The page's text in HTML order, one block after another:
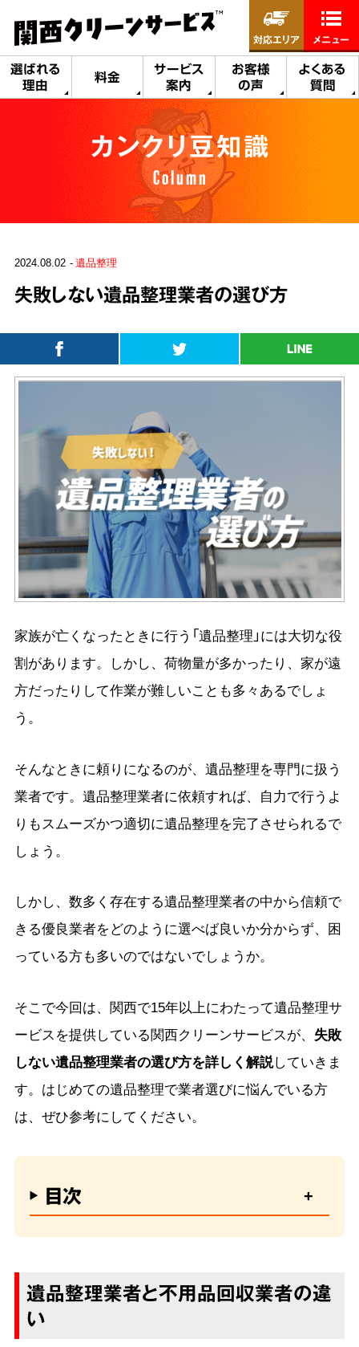
選ばれる
理由
料金
サービス
案内
お客様
の声
よくある
質問
対応エリア メニュー
カンクリ豆知識
Column
2024.08.02 遺品整理
失敗しない遺品整理業者の選び方
家族が亡くなったときに行う「遺品整理」には大切な役
割があります。しかし、荷物量が多かったり、家が遠
方だったりして作業が難しいことも多々あるでしょ
う。
そんなときに頼りになるのが、遺品整理を専門に扱う
業者です。遺品整理業者に依頼すれば、自力で行うよ
りもスムーズかつ適切に遺品整理を完了させられるで
しょう。
しかし、数多く存在する遺品整理業者の中から信頼で
きる優良業者をどのように選べば良いか分からず、困
っている方も多いのではないでしょうか。
そこで今回は、関西で15年以上にわたって遺品整理サ
ービスを提供している関西クリーンサービスが、 失敗
しない遺品整理業者の選び方を詳しく解説していきま
す。はじめての遺品整理で業者選びに悩んでいる方
は、ぜひ参考にしてください。
目次
遺品整理業者と不用品回収業者の違
い